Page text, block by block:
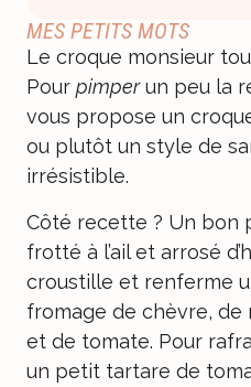
MES PETITS MOTS
Le croque monsieur
Pour pimperun peu la
vous propose un
ou plutôt un style de
irrésistible.
Côté recette ? Un bon
frotté à l’ail et arrosé
croustille et renferme
fromage de chèvre, de
et de tomate. Pour
un petit tartare de